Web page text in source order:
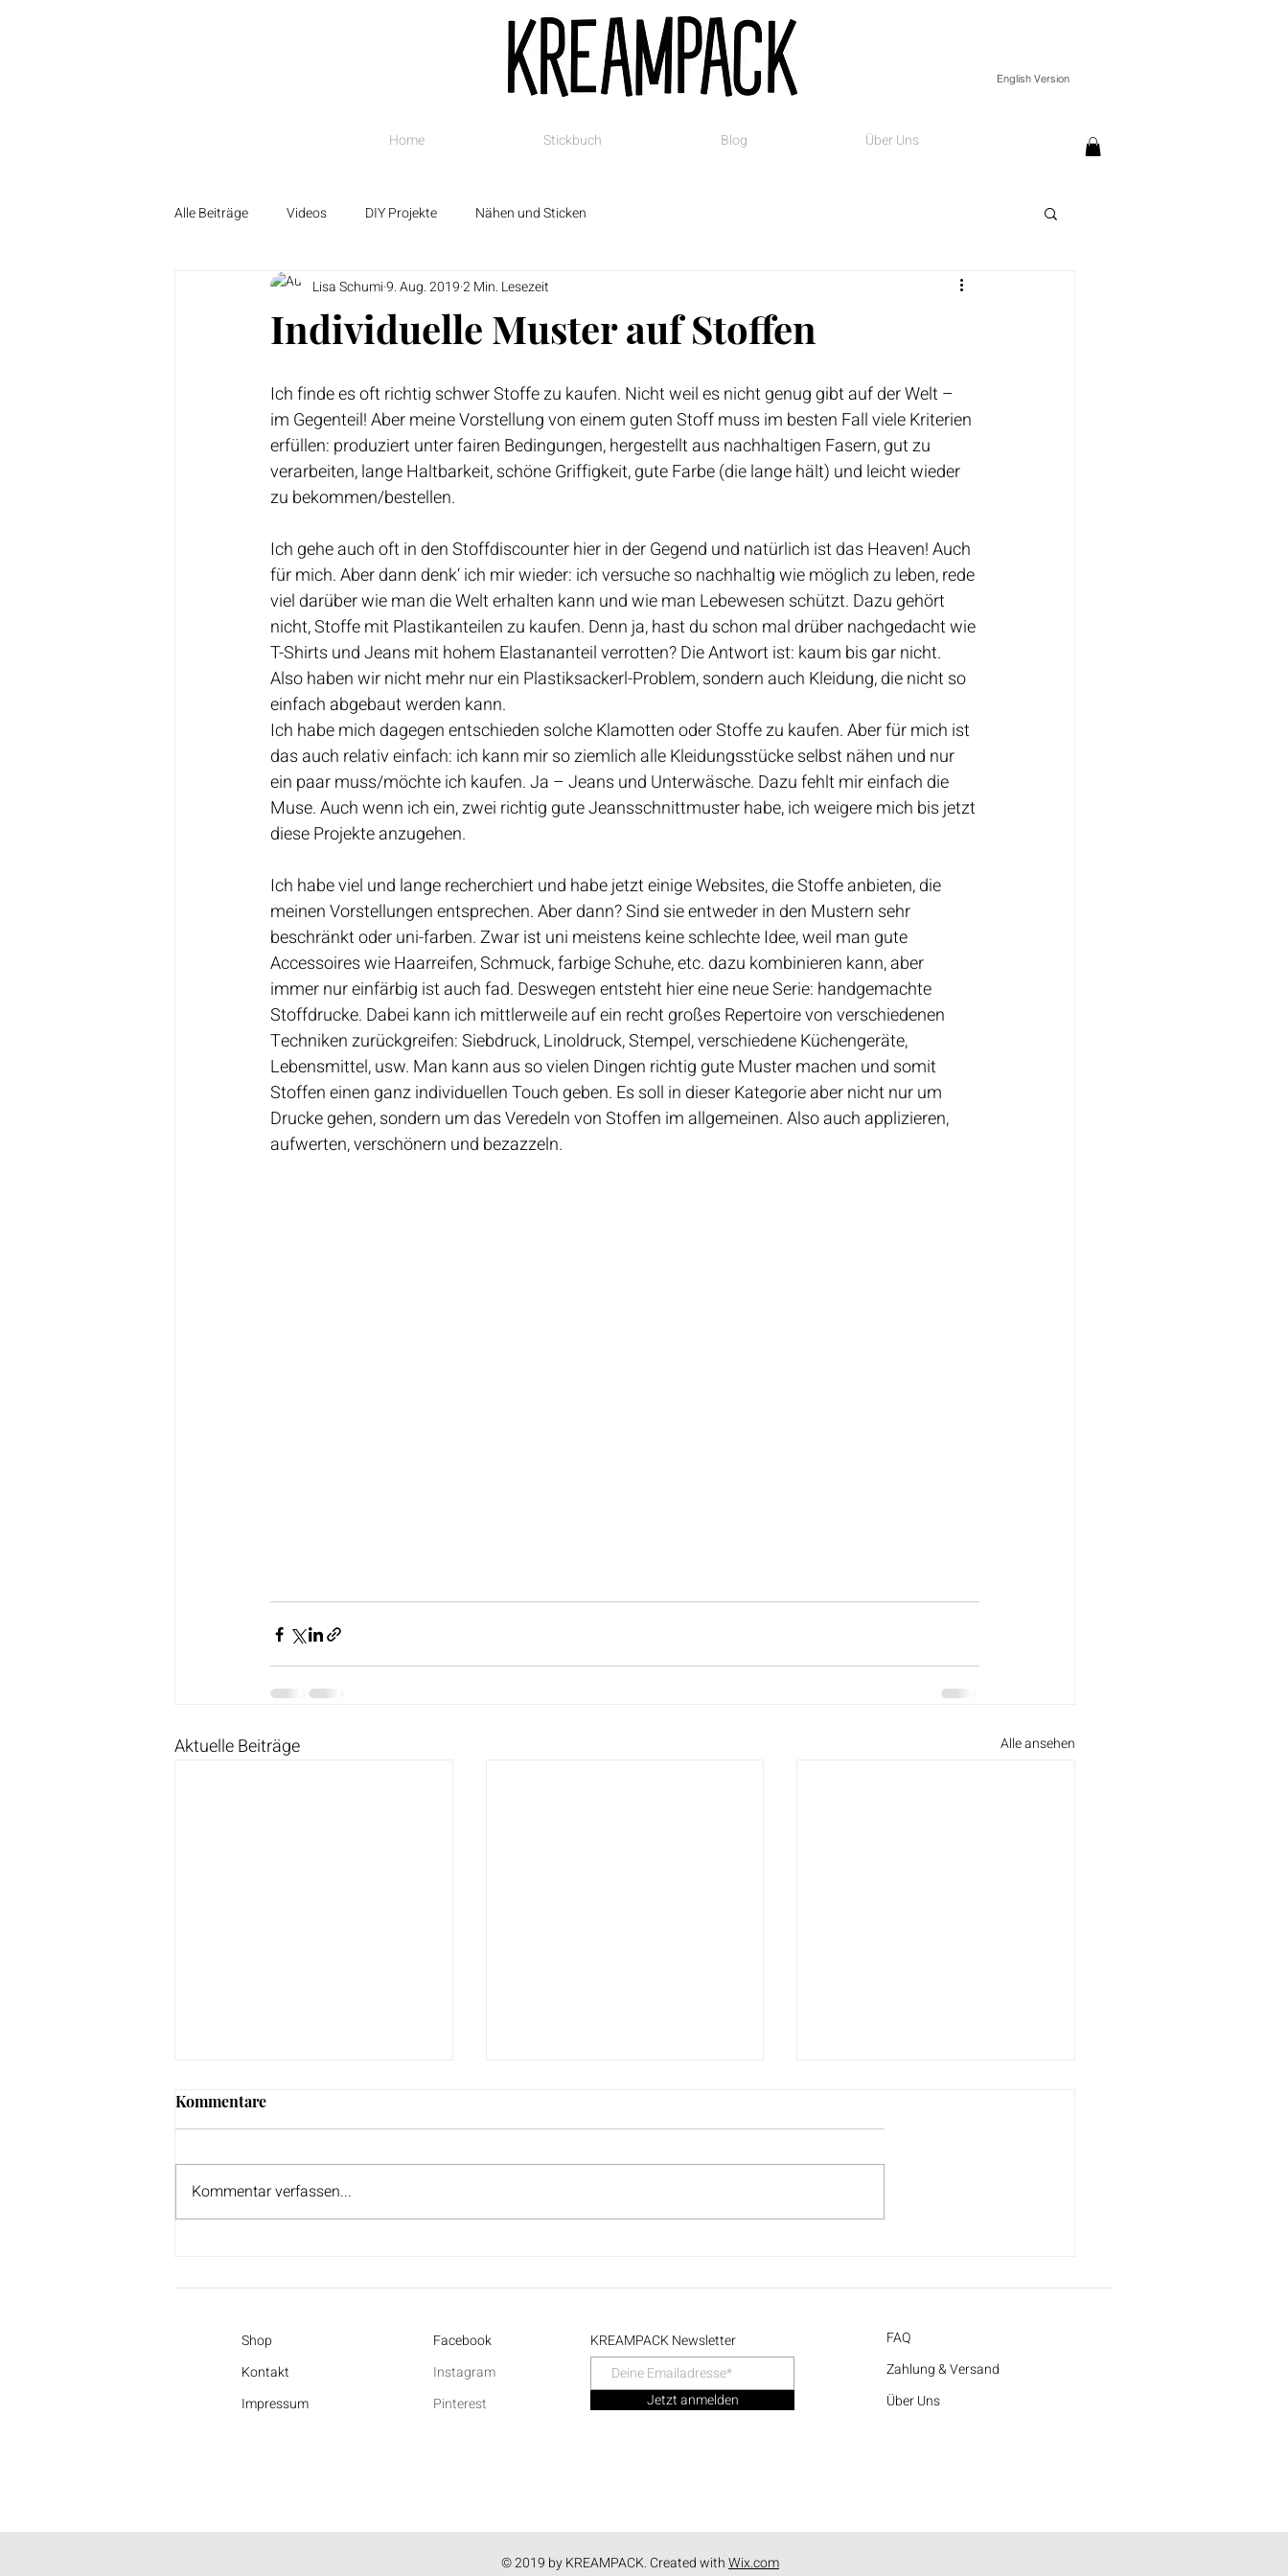
English Version
Home Stickbuch Blog Über Uns
Alle Beiträge Videos DIY Projekte Nähen und Sticken
Individuelle Muster auf Stoffen
Lisa Schumi9. Aug. 20192 Min. Lesezeit
Ich finde es oft richtig schwer Stoffe zu kaufen. Nicht weil es nicht genug gibt auf der Welt –
im Gegenteil! Aber meine Vorstellung von einem guten Stoff muss im besten Fall viele Kriterien
erfüllen: produziert unter fairen Bedingungen, hergestellt aus nachhaltigen Fasern, gut zu
verarbeiten, lange Haltbarkeit, schöne Griffigkeit, gute Farbe (die lange hält) und leicht wieder
zu bekommen/bestellen.
Ich gehe auch oft in den Stoffdiscounter hier in der Gegend und natürlich ist das Heaven! Auch
für mich. Aber dann denk‘ ich mir wieder: ich versuche so nachhaltig wie möglich zu leben, rede
viel darüber wie man die Welt erhalten kann und wie man Lebewesen schützt. Dazu gehört
nicht, Stoffe mit Plastikanteilen zu kaufen. Denn ja, hast du schon mal drüber nachgedacht wie
T-Shirts und Jeans mit hohem Elastananteil verrotten? Die Antwort ist: kaum bis gar nicht.
Also haben wir nicht mehr nur ein Plastiksackerl-Problem, sondern auch Kleidung, die nicht so
einfach abgebaut werden kann.
Ich habe mich dagegen entschieden solche Klamotten oder Stoffe zu kaufen. Aber für mich ist
das auch relativ einfach: ich kann mir so ziemlich alle Kleidungsstücke selbst nähen und nur
ein paar muss/möchte ich kaufen. Ja – Jeans und Unterwäsche. Dazu fehlt mir einfach die
Muse. Auch wenn ich ein, zwei richtig gute Jeansschnittmuster habe, ich weigere mich bis jetzt
diese Projekte anzugehen.
Ich habe viel und lange recherchiert und habe jetzt einige Websites, die Stoffe anbieten, die
meinen Vorstellungen entsprechen. Aber dann? Sind sie entweder in den Mustern sehr
beschränkt oder uni-farben. Zwar ist uni meistens keine schlechte Idee, weil man gute
Accessoires wie Haarreifen, Schmuck, farbige Schuhe, etc. dazu kombinieren kann, aber
immer nur einfärbig ist auch fad. Deswegen entsteht hier eine neue Serie: handgemachte
Stoffdrucke. Dabei kann ich mittlerweile auf ein recht großes Repertoire von verschiedenen
Techniken zurückgreifen: Siebdruck, Linoldruck, Stempel, verschiedene Küchengeräte,
Lebensmittel, usw. Man kann aus so vielen Dingen richtig gute Muster machen und somit
Stoffen einen ganz individuellen Touch geben. Es soll in dieser Kategorie aber nicht nur um
Drucke gehen, sondern um das Veredeln von Stoffen im allgemeinen. Also auch applizieren,
aufwerten, verschönern und bezazzeln.
Aktuelle Beiträge Alle ansehen
Kommentare
Kommentar verfassen...
Shop
Kontakt
Impressum
Facebook
Instagram
Pinterest
KREAMPACK Newsletter
Jetzt anmelden
FAQ
Zahlung & Versand
Über Uns
© 2019 by KREAMPACK. Created withWix.com